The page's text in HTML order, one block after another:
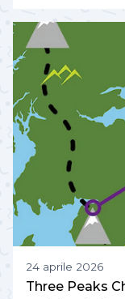
24 aprile 2026
Three Peaks